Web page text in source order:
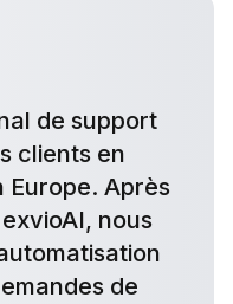
de support
clients en
Europe. Après
nous
de